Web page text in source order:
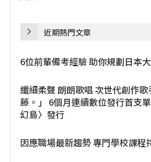
近期熱門文章
6位前輩備考經驗 助你規劃日本
纖細柔聲 朗朗歌唱 次世代創作歌
藤。」 6個月連續數位發行首支
幻島〉發行
因應職場最新趨勢 專門學校課程